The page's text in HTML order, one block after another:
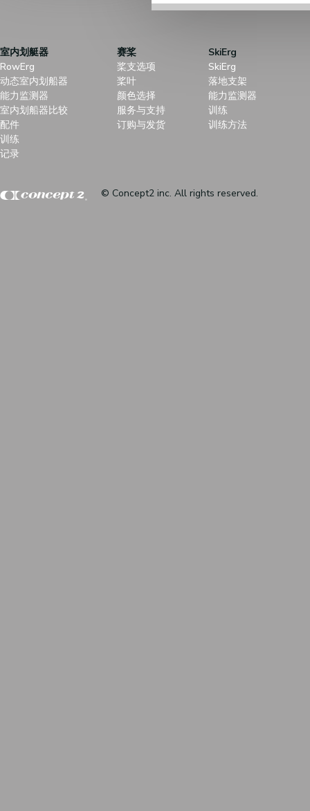
室内划艇器
RowErg
动态室内划船器
能力监测器
室内划船器比较
配件
训练
记录
赛桨
桨支选项
桨叶
颜色选择
服务与支持
订购与发货
SkiErg
SkiErg
落地支架
能力监测器
训练
训练方法
© Concept2 inc. All rights reserved.